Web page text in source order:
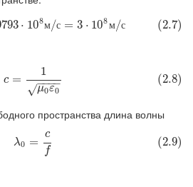
⋅ 108м/с = 3 ⋅ 108м/с (2.7)
,99793⋅108м/ с= 3⋅108м/с
c =
1
μ0ε0
− −
−−
√
(2.8)
(2.8) μ
пространства длина волны
λ0 =
c
f
(2.9)
(2.9)λ =c